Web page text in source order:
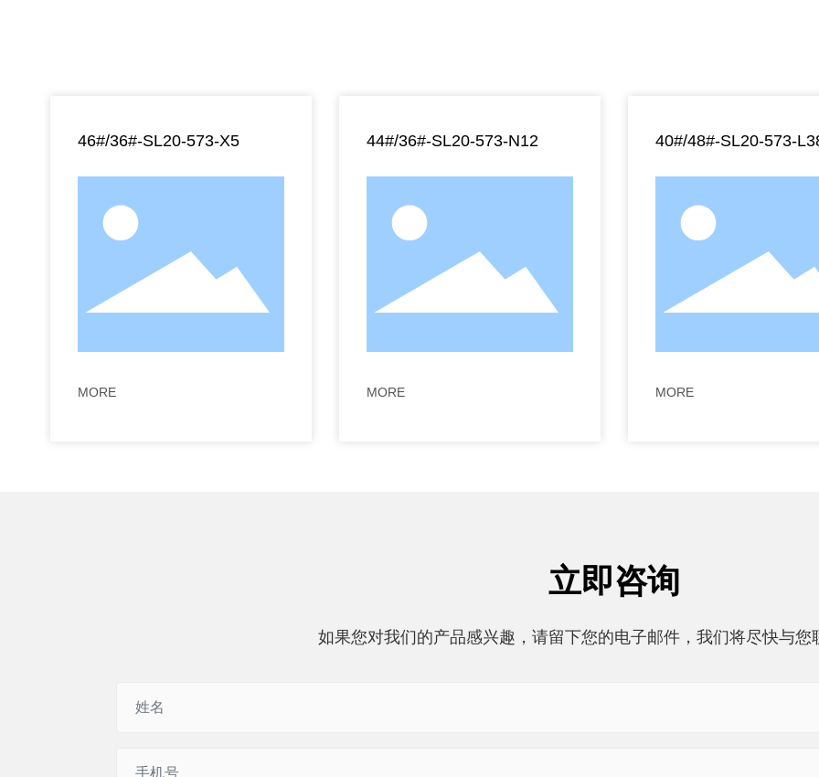
46#/36#-SL20-573-X5
MORE
44#/36#-SL20-573-N12
MORE
40#/48#-SL20-573-
MORE
立即咨询
如果您对我们的产品感兴趣，请留下您的电子邮件，我们将尽快与您